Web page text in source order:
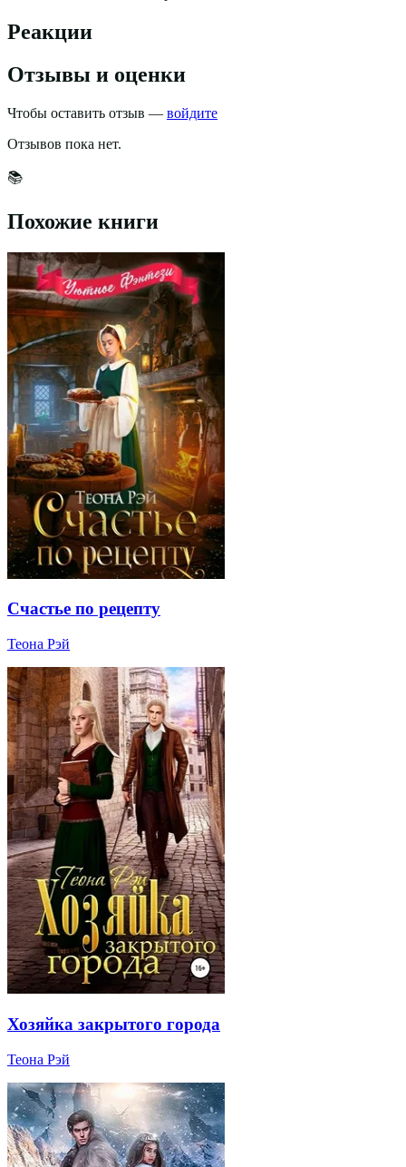
Реакции
Отзывы и оценки
Чтобы оставить отзыв — войдите
Отзывов пока нет.
📚
Похожие книги
Счастье по рецепту
Теона Рэй
Хозяйка закрытого города
Теона Рэй